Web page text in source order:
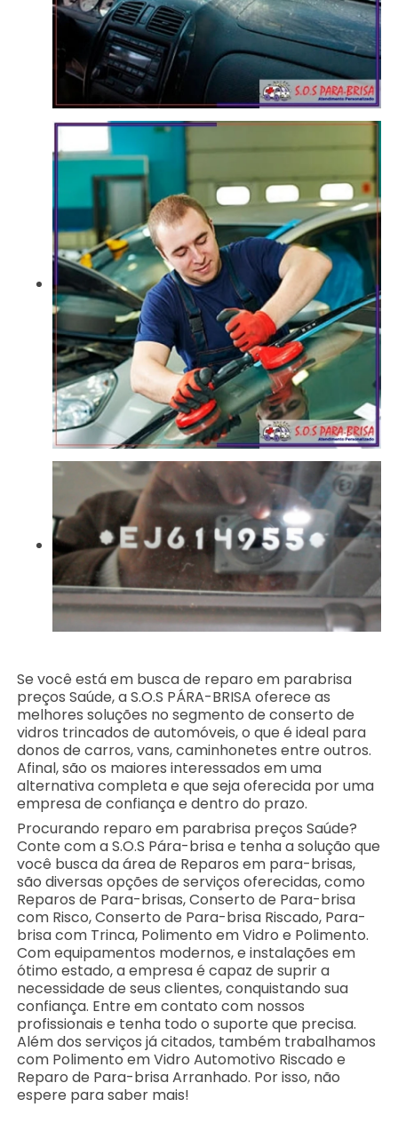
Se você está em busca de reparo em parabrisa
preços Saúde, a S.O.S PÁRA-BRISA oferece as
melhores soluções no segmento de conserto de
vidros trincados de automóveis, o que é ideal para
donos de carros, vans, caminhonetes entre outros.
Afinal, são os maiores interessados em uma
alternativa completa e que seja oferecida por uma
empresa de confiança e dentro do prazo.
Procurando reparo em parabrisa preços Saúde?
Conte com a S.O.S Pára-brisa e tenha a solução que
você busca da área de Reparos em para-brisas,
são diversas opções de serviços oferecidas, como
Reparos de Para-brisas, Conserto de Para-brisa
com Risco, Conserto de Para-brisa Riscado, Para-
brisa com Trinca, Polimento em Vidro e Polimento.
Com equipamentos modernos, e instalações em
ótimo estado, a empresa é capaz de suprir a
necessidade de seus clientes, conquistando sua
confiança. Entre em contato com nossos
profissionais e tenha todo o suporte que precisa.
Além dos serviços já citados, também trabalhamos
com Polimento em Vidro Automotivo Riscado e
Reparo de Para-brisa Arranhado. Por isso, não
espere para saber mais!